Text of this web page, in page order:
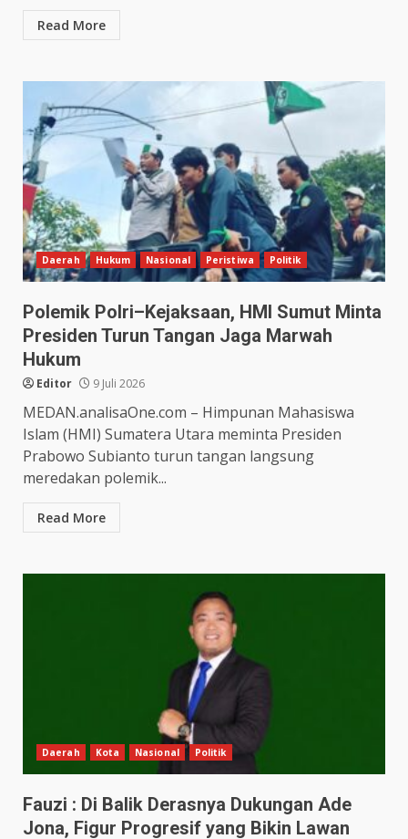
Read More
Daerah Hukum Nasional Peristiwa Politik
Polemik Polri–Kejaksaan, HMI Sumut Minta
Presiden Turun Tangan Jaga Marwah
Hukum
Editor 9 Juli 2026
MEDAN.analisaOne.com – Himpunan Mahasiswa
Islam (HMI) Sumatera Utara meminta Presiden
Prabowo Subianto turun tangan langsung
meredakan polemik...
Read More
Daerah Kota Nasional Politik
Fauzi : Di Balik Derasnya Dukungan Ade
Jona, Figur Progresif yang Bikin Lawan